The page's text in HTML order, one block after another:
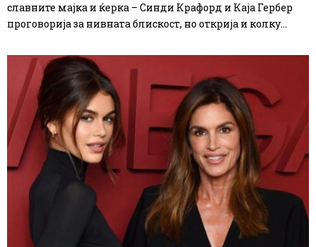
славните мајка и ќерка – Синди Крафорд и Каја Гербер
проговорија за нивната блискост, но открија и колку...